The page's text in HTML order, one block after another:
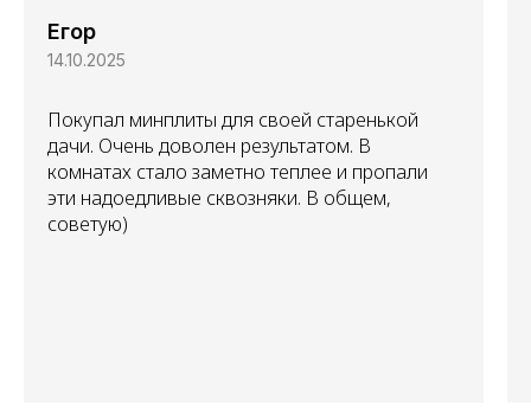
Егор
14.10.2025
Покупал минплиты для своей старенькой
дачи. Очень доволен результатом. В
комнатах стало заметно теплее и пропали
эти надоедливые сквозняки. В общем,
советую)